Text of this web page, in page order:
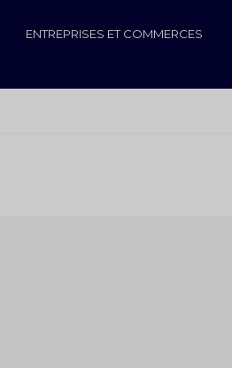
ENTREPRISES ET COMMERCES